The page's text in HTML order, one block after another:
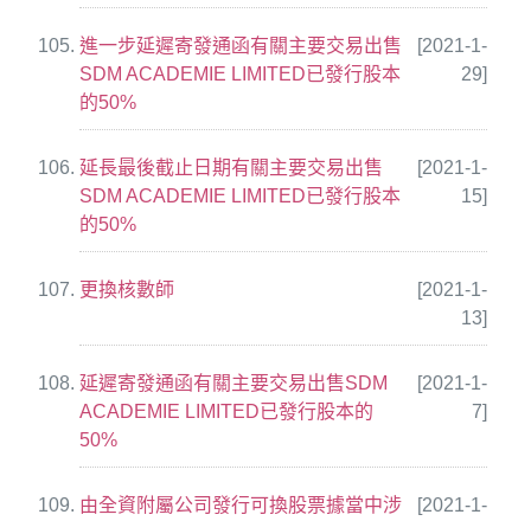
進一步延遲寄發通函有關主要交易出售
SDM ACADEMIE LIMITED已發行股本
的50%
[2021-1-
29]
延長最後截止日期有關主要交易出售
SDM ACADEMIE LIMITED已發行股本
的50%
[2021-1-
15]
更換核數師
[2021-1-
13]
延遲寄發通函有關主要交易出售SDM
ACADEMIE LIMITED已發行股本的
50%
[2021-1-
7]
由全資附屬公司發行可換股票據當中涉
[2021-1-